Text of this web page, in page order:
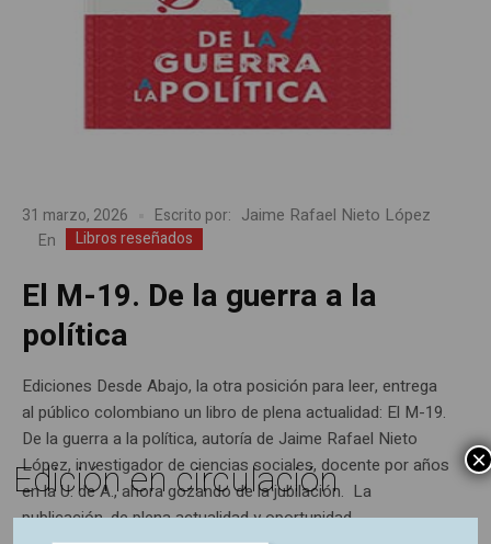
31 marzo, 2026 Escrito por: Jaime Rafael Nieto López
En Libros reseñados
El M-19. De la guerra a la
política
Ediciones Desde Abajo, la otra posición para leer, entrega
al público colombiano un libro de plena actualidad: El M-19.
De la guerra a la política, autoría de Jaime Rafael Nieto
López, investigador de ciencias sociales, docente por años
en la U. de A., ahora gozando de la jubilación. La
publicación, de plena actualidad y oportunidad,...
Edición en circulación ×